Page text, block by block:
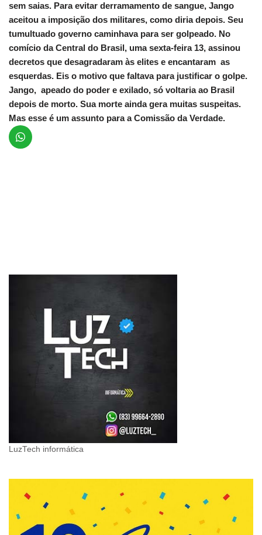
sem saias. Para evitar derramamento de sangue, Jango
aceitou a imposição dos militares, como diria depois. Seu
tumultuado governo caminhava para ser golpeado. No
comício da Central do Brasil, uma sexta-feira 13, assinou
decretos que desagradaram às elites e encantaram as
esquerdas. Eis o motivo que faltava para justificar o golpe.
Jango, apeado do poder e exilado, só voltaria ao Brasil
depois de morto. Sua morte ainda gera muitas suspeitas.
Mas esse é um assunto para a Comissão da Verdade.
LuzTech informática